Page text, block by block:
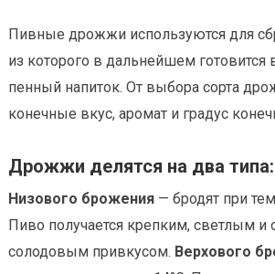
Пивные дрожжи используются для
из которого в дальнейшем готовится
пенный напиток. От выбора сорта
конечные вкус, аромат и градус
Дрожжи делятся на два типа:
Низового брожения — бродят при
Пиво получается крепким, светлым и
солодовым привкусом. Верхового